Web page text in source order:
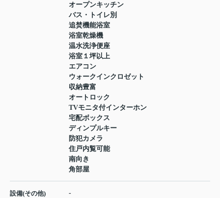
オープンキッチン
バス・トイレ別
追焚機能浴室
浴室乾燥機
温水洗浄便座
浴室１坪以上
エアコン
ウォークインクロゼット
収納豊富
オートロック
TVモニタ付インターホン
宅配ボックス
ディンプルキー
防犯カメラ
住戸内覧可能
南向き
角部屋
設備(その他) -